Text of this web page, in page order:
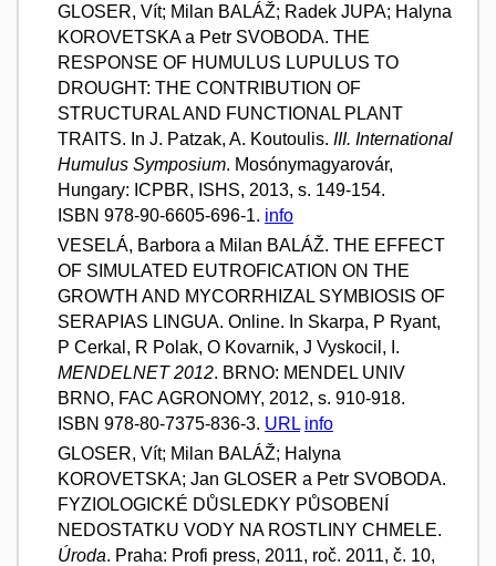
GLOSER, Vít; Milan BALÁŽ; Radek JUPA; Halyna
KOROVETSKA a Petr SVOBODA. THE
RESPONSE OF HUMULUS LUPULUS TO
DROUGHT: THE CONTRIBUTION OF
STRUCTURAL AND FUNCTIONAL PLANT
TRAITS. In J. Patzak, A. Koutoulis. III. International
Humulus Symposium. Mosónymagyarovár,
Hungary: ICPBR, ISHS, 2013, s. 149-154.
ISBN 978-90-6605-696-1. info
VESELÁ, Barbora a Milan BALÁŽ. THE EFFECT
OF SIMULATED EUTROFICATION ON THE
GROWTH AND MYCORRHIZAL SYMBIOSIS OF
SERAPIAS LINGUA. Online. In Skarpa, P Ryant,
P Cerkal, R Polak, O Kovarnik, J Vyskocil, I.
MENDELNET 2012. BRNO: MENDEL UNIV
BRNO, FAC AGRONOMY, 2012, s. 910-918.
ISBN 978-80-7375-836-3. URL info
GLOSER, Vít; Milan BALÁŽ; Halyna
KOROVETSKA; Jan GLOSER a Petr SVOBODA.
FYZIOLOGICKÉ DŮSLEDKY PŮSOBENÍ
NEDOSTATKU VODY NA ROSTLINY CHMELE.
Úroda. Praha: Profi press, 2011, roč. 2011, č. 10,